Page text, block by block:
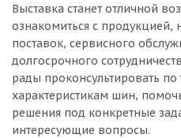
Выставка станет отличной
ознакомиться с продукцией,
поставок, сервисного
долгосрочного
рады проконсультировать по
характеристикам шин,
решения под конкретные
интересующие вопросы.